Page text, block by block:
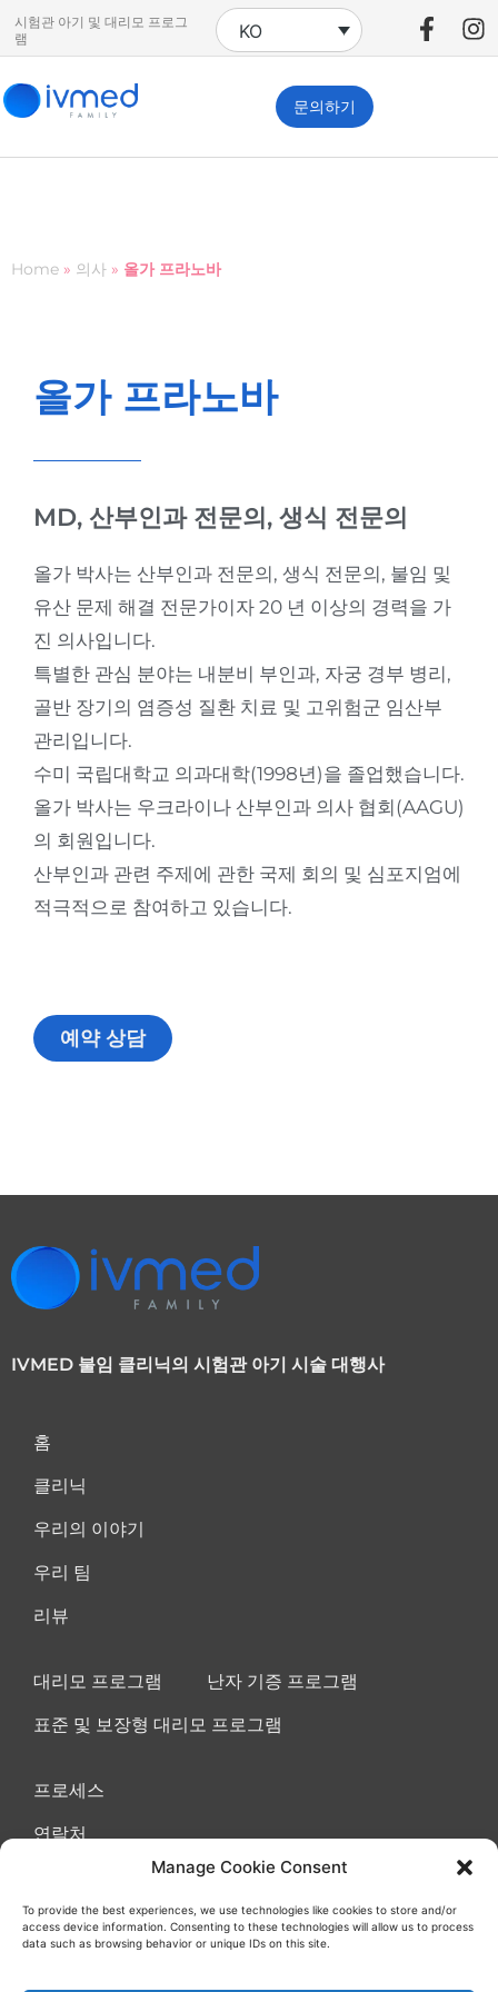
Manage Cookie Consent
To provide the best experiences, we use technologies like cookies to store and/or
access device information. Consenting to these technologies will allow us to process
data such as browsing behavior or unique IDs on this site.
시험관 아기 및 대리모 프로그
램
KO
문의하기
Home » 의사 » 올가 프라노바
올가 프라노바
MD, 산부인과 전문의, 생식 전문의
올가 박사는 산부인과 전문의, 생식 전문의, 불임 및
유산 문제 해결 전문가이자 20 년 이상의 경력을 가
진 의사입니다.
특별한 관심 분야는 내분비 부인과, 자궁 경부 병리,
골반 장기의 염증성 질환 치료 및 고위험군 임산부
관리입니다.
수미 국립대학교 의과대학(1998년)을 졸업했습니다.
올가 박사는 우크라이나 산부인과 의사 협회(AAGU)
의 회원입니다.
산부인과 관련 주제에 관한 국제 회의 및 심포지엄에
적극적으로 참여하고 있습니다.
예약 상담
IVMED 불임 클리닉의 시험관 아기 시술 대행사
홈
클리닉
우리의 이야기
우리 팀
리뷰
대리모 프로그램 난자 기증 프로그램
표준 및 보장형 대리모 프로그램
프로세스
연락처
이용 약관 동의 쿠키 개인정보 보호정책